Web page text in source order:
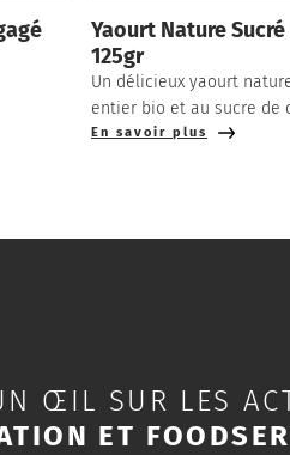
Yaourt Nature Sucré
125gr
Un délicieux yaourt
entier bio et au sucre de
En savoir plus
ŒIL SUR LES
ET